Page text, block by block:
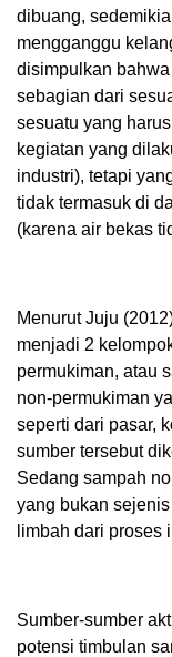
dibuang,
mengganggu
disimpulkan
sebagian dari
sesuatu yang
kegiatan yang
industri), tetapi
tidak termasuk di
(karena air bekas
Menurut Juju
menjadi 2
permukiman, atau
non-permukiman
seperti dari pasar,
sumber tersebut
Sedang sampah
yang bukan
limbah dari proses
Sumber-sumber
potensi timbulan